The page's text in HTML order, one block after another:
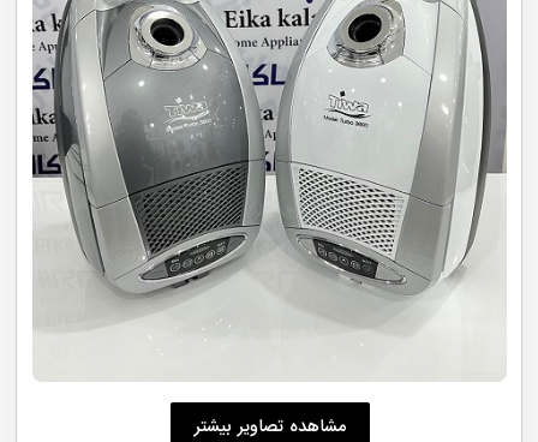
مشاهده تصاویر بیشتر